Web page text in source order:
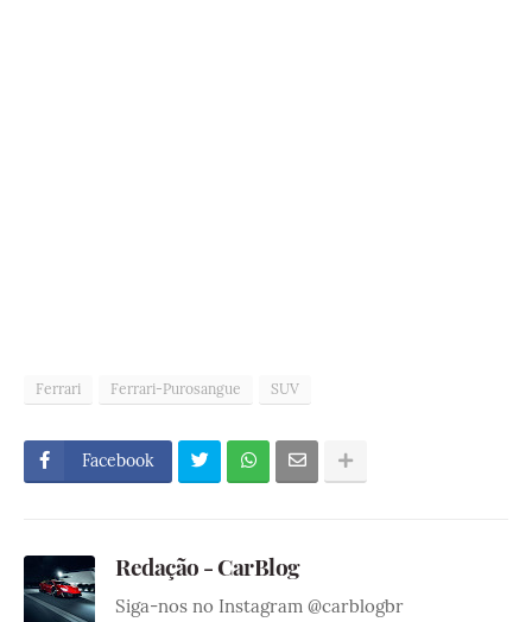
Ferrari Ferrari-Purosangue SUV
Facebook
Redação - CarBlog
Siga-nos no Instagram @carblogbr